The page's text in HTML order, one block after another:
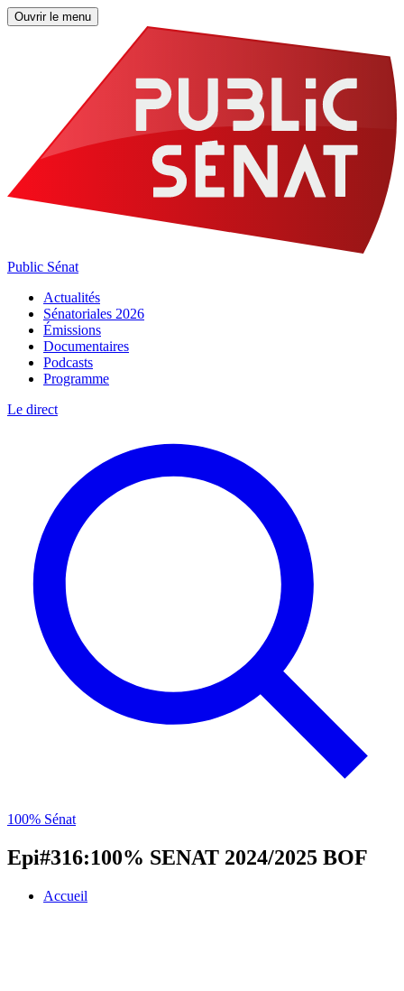
Ouvrir le menu
Public Sénat
Actualités
Sénatoriales 2026
Émissions
Documentaires
Podcasts
Programme
Le direct
100% Sénat
Epi#316:100% SENAT 2024/2025 BOF
Accueil